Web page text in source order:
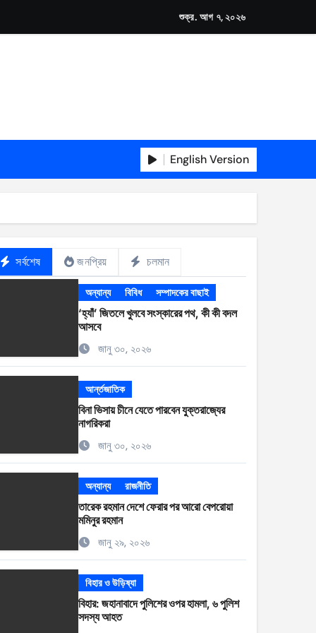
শুক্র. আগ ৭, ২০২৬
English Version
সর্বশেষ জনপ্রিয় চলমান
অন্যান্য বিবিধ সম্পাদকের বাছাই
‘হ্যাঁ’ জিতলে খুলবে সংস্কারের পথ, কী কী বদল
আসবে
জানু ৩০, ২০২৬
আর্ন্তজাতিক
বিনা ভিসায় চীনে যেতে পারবেন যুক্তরাজ্যের
নাগরিকরা
জানু ৩০, ২০২৬
অন্যান্য রাজনীতি
তারেক রহমান দেশে ফেরার পর আরো বেপরোয়া
মমিনুর রহমান
জানু ২৯, ২০২৬
বিহার ও উড়িষ্যা
বিহার: জহানাবাদে পুলিশের ওপর হামলা, ৬ পুলিশ
সদস্য আহত